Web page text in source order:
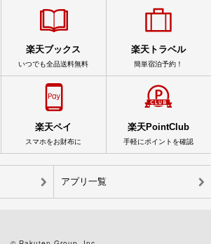
楽天ブックス
いつでも全品送料無料
楽天トラベル
簡単宿泊予約！
楽天ペイ
スマホをお財布に
楽天PointClub
手軽にポイントを確認
アプリ一覧